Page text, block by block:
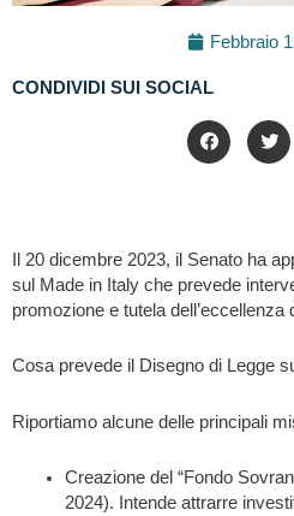
Febbraio
CONDIVIDI SUI SOCIAL
Il 20 dicembre 2023, il Senato ha
sul Made in Italy che prevede
promozione e tutela dell’eccellenza
Cosa prevede il Disegno di Legge
Riportiamo alcune delle principali
Creazione del “Fondo
2024). Intende attrarre